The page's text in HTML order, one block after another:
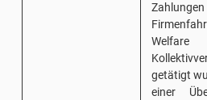
getätigt
einer